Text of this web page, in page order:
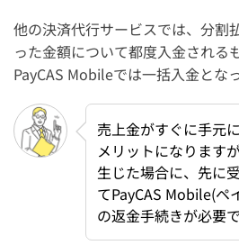
他の決済代行サービスでは、分割
った金額について都度入金される
PayCAS Mobileでは一括入金とな
売上金がすぐに手元
メリットになります
生じた場合に、先に
てPayCAS Mobile(ペ
の返金手続きが必要で